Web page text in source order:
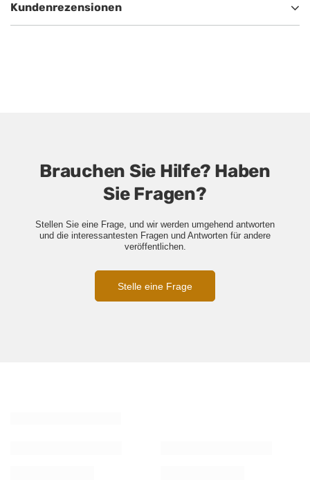
Kundenrezensionen
Brauchen Sie Hilfe? Haben
Sie Fragen?
Stellen Sie eine Frage, und wir werden umgehend antworten
und die interessantesten Fragen und Antworten für andere
veröffentlichen.
Stelle eine Frage